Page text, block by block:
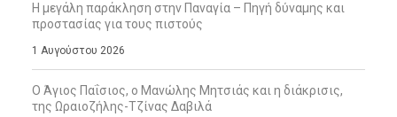
Η μεγάλη παράκληση στην Παναγία – Πηγή δύναμης και
προστασίας για τους πιστούς
1 Αυγούστου 2026
Ο Άγιος Παΐσιος, ο Μανώλης Μητσιάς και η διάκρισις,
της Ωραιοζήλης-Τζίνας Δαβιλά